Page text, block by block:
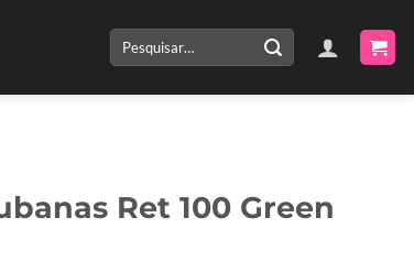
Pesquisar
por:
Ret 100 Green